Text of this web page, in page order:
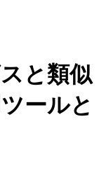
と類似
ールと